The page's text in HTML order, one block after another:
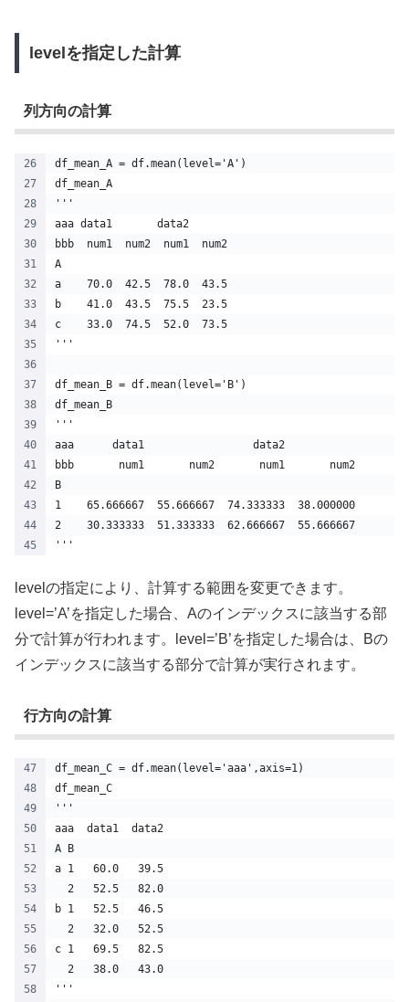
levelを指定した計算
列方向の計算
df_mean_A = df.mean(level='A')
df_mean_A
'''
aaa data1       data2
bbb  num1  num2  num1  num2
A
a    70.0  42.5  78.0  43.5
b    41.0  43.5  75.5  23.5
c    33.0  74.5  52.0  73.5
'''
df_mean_B = df.mean(level='B')
df_mean_B
'''
aaa      data1                 data2
bbb       num1       num2       num1       num2
B
1    65.666667  55.666667  74.333333  38.000000
2    30.333333  51.333333  62.666667  55.666667
'''
levelの指定により、計算する範囲を変更できます。
level=’A’を指定した場合、Aのインデックスに該当する部
分で計算が行われます。level=’B’を指定した場合は、Bの
インデックスに該当する部分で計算が実行されます。
行方向の計算
df_mean_C = df.mean(level='aaa',axis=1)
df_mean_C
'''
aaa  data1  data2
A B
a 1   60.0   39.5
  2   52.5   82.0
b 1   52.5   46.5
  2   32.0   52.5
c 1   69.5   82.5
  2   38.0   43.0
'''